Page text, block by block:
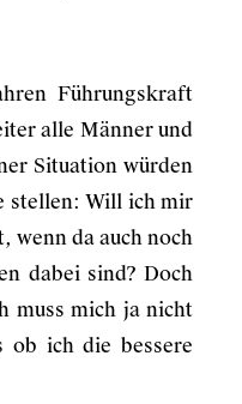
Führungskraft
alle Männer und
Situation würden
stellen: Will ich mir
wenn da auch noch
dabei sind? Doch
muss mich ja nicht
ob ich die bessere